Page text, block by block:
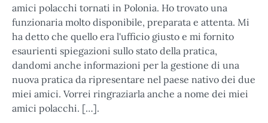
amici polacchi tornati in Polonia. Ho trovato una
funzionaria molto disponibile, preparata e attenta. Mi
ha detto che quello era l'ufficio giusto e mi fornito
esaurienti spiegazioni sullo stato della pratica,
dandomi anche informazioni per la gestione di una
nuova pratica da ripresentare nel paese nativo dei due
miei amici. Vorrei ringraziarla anche a nome dei miei
amici polacchi. […].